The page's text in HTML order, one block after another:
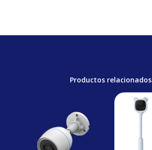
Productos relacionados